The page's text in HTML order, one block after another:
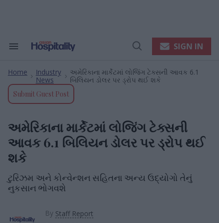
Search
Navigation
Open
SIGN IN
Home
Industry
News
અમેરિકાના માર્કેટમાં લોજિંગ ટેક્સની આવક 6.1
બિલિયન ડોલર પર ડ્રોપ થઈ શકે
Submit Guest Post
અમેરિકાના માર્કેટમાં લોજિંગ ટેક્સની
આવક 6.1 બિલિયન ડોલર પર ડ્રોપ થઈ
શકે
ટુરિઝમ અને કોન્વેન્શન સહિતના અન્ય ઉદ્યોગો તેનું
નુકસાન ભોગવશે
By Staff Report